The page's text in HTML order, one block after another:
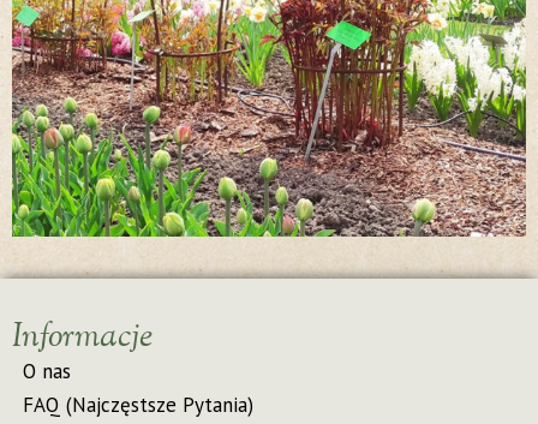
Informacje
O nas
FAQ (Najczęstsze Pytania)